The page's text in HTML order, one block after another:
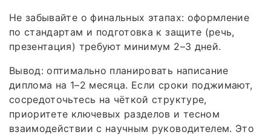
Не забывайте о финальных этапах: оформление
по стандартам и подготовка к защите (речь,
презентация) требуют минимум 2–3 дней.
Вывод: оптимально планировать написание
диплома на 1–2 месяца. Если сроки поджимают,
сосредоточьтесь на чёткой структуре,
приоритете ключевых разделов и тесном
взаимодействии с научным руководителем. Это